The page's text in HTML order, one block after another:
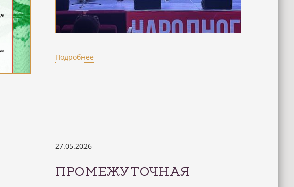
Подробнее
27.05.2026
ПРОМЕЖУТОЧНАЯ